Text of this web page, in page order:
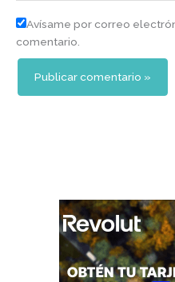
Avísame por correo
comentario.